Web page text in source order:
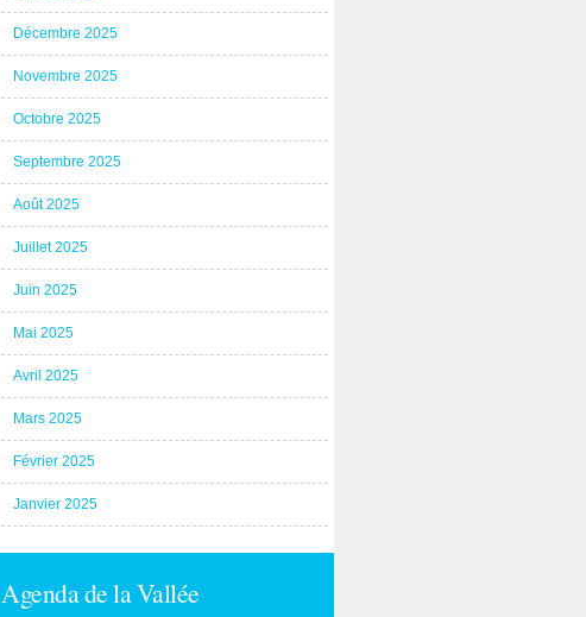
Décembre 2025
Novembre 2025
Octobre 2025
Septembre 2025
Août 2025
Juillet 2025
Juin 2025
Mai 2025
Avril 2025
Mars 2025
Février 2025
Janvier 2025
Agenda de la Vallée